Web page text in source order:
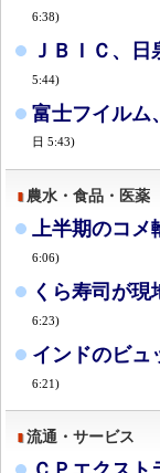
6:38)
ＪＢＩＣ、
5:44)
富士フイルム
日 5:43)
農水・食品・医薬
上半期のコ
6:06)
くら寿司が
6:23)
インドのビュ
6:21)
流通・サービス